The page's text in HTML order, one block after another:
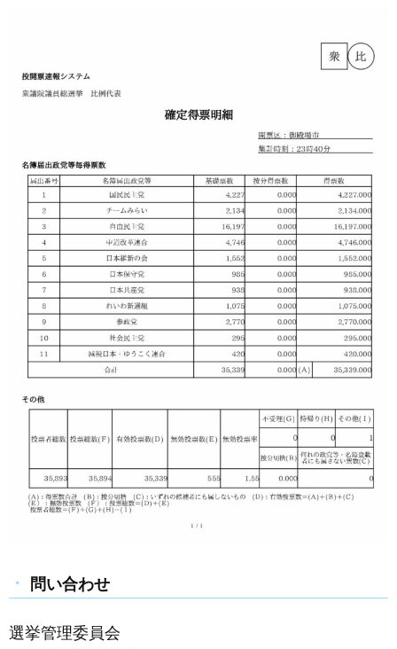
問い合わせ
選挙管理委員会